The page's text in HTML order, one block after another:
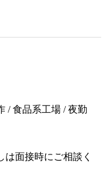
/ 食品系工場 / 夜勤
面接時にご相談く